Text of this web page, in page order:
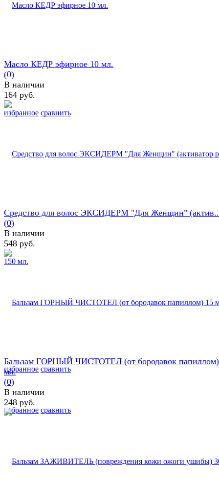
избранное сравнить
Масло КЕДР эфирное 10 мл.
(0)
В наличии
164 руб.
избранное сравнить
Средство для волос ЭКСИДЕРМ "Для Женщин"
(0)
В наличии
548 руб.
избранное сравнить
Бальзам ГОРНЫЙ ЧИСТОТЕЛ (от бородавок
мл.
(0)
В наличии
248 руб.